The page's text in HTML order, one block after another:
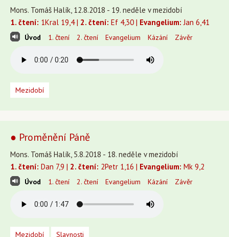
Mons. Tomáš Halík, 12.8.2018 - 19. neděle v mezidobí
1. čtení: 1Kral 19,4 | 2. čtení: Ef 4,30 | Evangelium: Jan 6,41
Úvod 1. čtení 2. čtení Evangelium Kázání Závěr
Mezidobí
● Proměnění Páně
Mons. Tomáš Halík, 5.8.2018 - 18. neděle v mezidobí
1. čtení: Dan 7,9 | 2. čtení: 2Petr 1,16 | Evangelium: Mk 9,2
Úvod 1. čtení 2. čtení Evangelium Kázání Závěr
Mezidobí Slavnosti